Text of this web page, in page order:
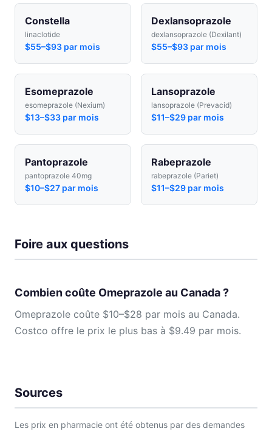
Constella
linaclotide
$55–$93 par mois
Dexlansoprazole
dexlansoprazole (Dexilant)
$55–$93 par mois
Esomeprazole
esomeprazole (Nexium)
$13–$33 par mois
Lansoprazole
lansoprazole (Prevacid)
$11–$29 par mois
Pantoprazole
pantoprazole 40mg
$10–$27 par mois
Rabeprazole
rabeprazole (Pariet)
$11–$29 par mois
Foire aux questions
Combien coûte Omeprazole au Canada ?
Omeprazole coûte $10–$28 par mois au Canada.
Costco offre le prix le plus bas à $9.49 par mois.
Sources
Les prix en pharmacie ont été obtenus par des demandes